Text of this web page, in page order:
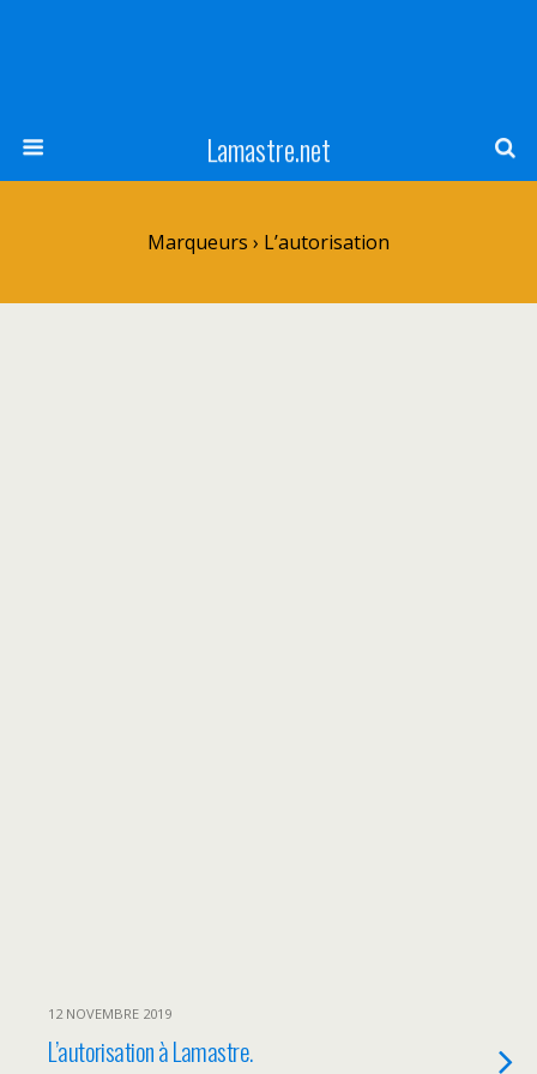
Lamastre.net
Marqueurs › L’autorisation
12 NOVEMBRE 2019
L’autorisation à Lamastre.